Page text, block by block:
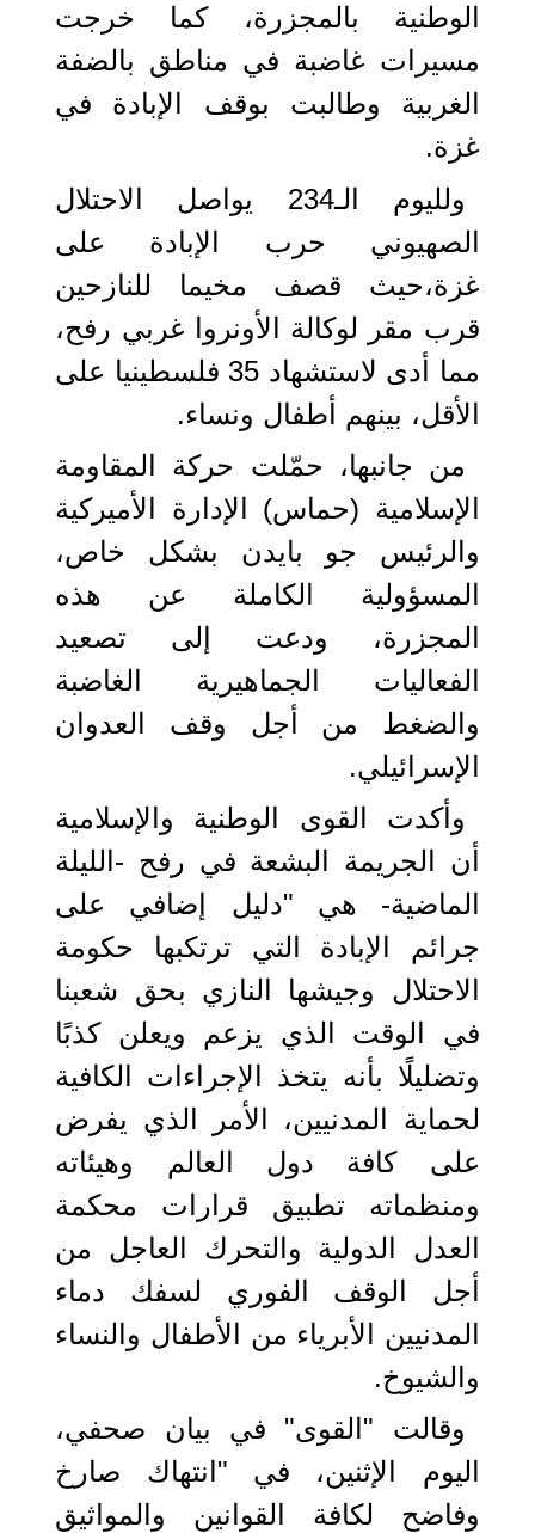
الوطنية بالمجزرة، كما خرجت
مسيرات غاضبة في مناطق بالضفة
الغربية وطالبت بوقف الإبادة في
غزة.
ولليوم الـ234 يواصل الاحتلال
الصهيوني حرب الإبادة على
غزة،حيث قصف مخيما للنازحين
قرب مقر لوكالة الأونروا غربي رفح،
مما أدى لاستشهاد 35 فلسطينيا على
الأقل، بينهم أطفال ونساء.
من جانبها، حمّلت حركة المقاومة
الإسلامية (حماس) الإدارة الأميركية
والرئيس جو بايدن بشكل خاص،
المسؤولية الكاملة عن هذه
المجزرة، ودعت إلى تصعيد
الفعاليات الجماهيرية الغاضبة
والضغط من أجل وقف العدوان
الإسرائيلي.
وأكدت القوى الوطنية والإسلامية
أن الجريمة البشعة في رفح -الليلة
الماضية- هي "دليل إضافي على
جرائم الإبادة التي ترتكبها حكومة
الاحتلال وجيشها النازي بحق شعبنا
في الوقت الذي يزعم ويعلن كذبًا
وتضليلًا بأنه يتخذ الإجراءات الكافية
لحماية المدنيين، الأمر الذي يفرض
على كافة دول العالم وهيئاته
ومنظماته تطبيق قرارات محكمة
العدل الدولية والتحرك العاجل من
أجل الوقف الفوري لسفك دماء
المدنيين الأبرياء من الأطفال والنساء
والشيوخ.
وقالت "القوى" في بيان صحفي،
اليوم الإثنين، في "انتهاك صارخ
وفاضح لكافة القوانين والمواثيق